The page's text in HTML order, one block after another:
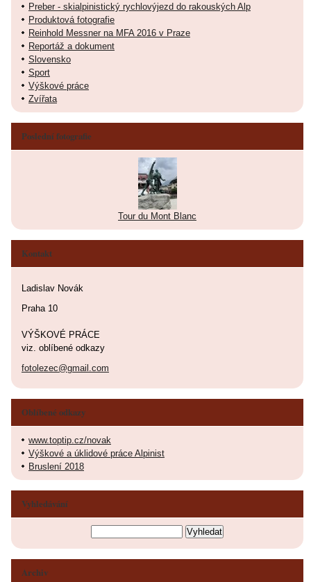
Preber - skialpinistický rychlovýjezd do rakouských Alp
Produktová fotografie
Reinhold Messner na MFA 2016 v Praze
Reportáž a dokument
Slovensko
Sport
Výškové práce
Zvířata
Poslední fotografie
Tour du Mont Blanc
Kontakt
Ladislav Novák
Praha 10
VÝŠKOVÉ PRÁCE
viz. oblíbené odkazy
fotolezec@gmail.com
Oblíbené odkazy
www.toptip.cz/novak
Výškové a úklidové práce Alpinist
Bruslení 2018
Vyhledávání
Archiv